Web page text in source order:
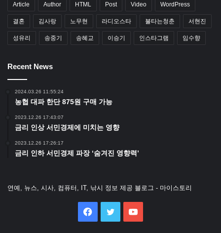
Article Author HTML Post Video WordPress
결혼 김사랑 노무현 라디오스타 불타는청춘 서현진
성유리 송중기 송혜교 이승기 인스타그램 임수향
Recent News
2024.03.26 11:55:24
농협 대파 한단 875원 구매 가능
2023.12.26 17:43:07
금리 인상 서민경제에 미치는 영향
2023.12.26 17:26:17
금리 인하 서민경제 파장 ‘숨겨진 영향력’
연예, 뉴스, 시사, 컴퓨터, IT, 낚시 정보 제공 블로그 - 마이스토리
Facebook
Twitter